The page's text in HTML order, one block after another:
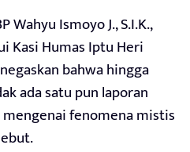
Wahyu Ismoyo J., S.I.K.,
Kasi Humas Iptu Heri
bahwa hingga
ada satu pun laporan
fenomena mistis